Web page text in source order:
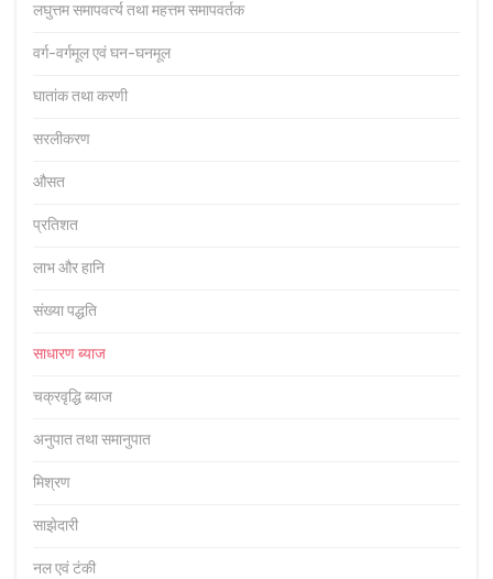
लघुत्तम समापवर्त्य तथा महत्तम समापवर्तक
वर्ग-वर्गमूल एवं घन-घनमूल
घातांक तथा करणी
सरलीकरण
औसत
प्रतिशत
लाभ और हानि
संख्या पद्धति
साधारण ब्याज
चक्रवृद्धि ब्याज
अनुपात तथा समानुपात
मिश्रण
साझेदारी
नल एवं टंकी